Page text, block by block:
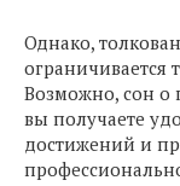
Однако,
ограничивается
Возможно, сон о
вы получаете
достижений и